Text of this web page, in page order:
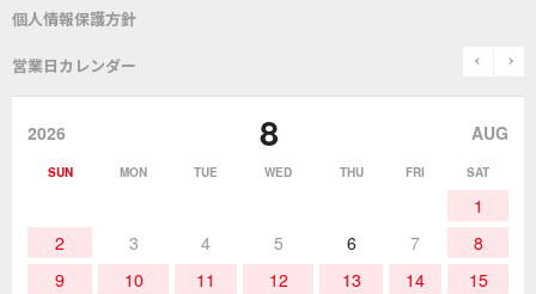
表面実装/SMT関連
作業環境／材料
取扱説明書
該非説明発行の申込み
グットのあゆみ
個人情報保護方針
営業日カレンダー prev
2026 8 AUG
SUN MON TUE WED THU FRI SAT
1
2
3 4 5 6 7
8
9
10 11 12 13 14
15